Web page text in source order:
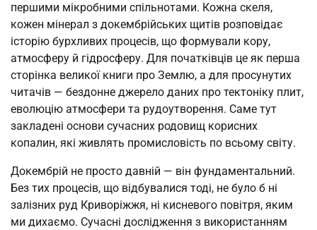
першими мікробними спільнотами. Кожна скеля,
кожен мінерал з докембрійських щитів розповідає
історію бурхливих процесів, що формували кору,
атмосферу й гідросферу. Для початківців це як перша
сторінка великої книги про Землю, а для просунутих
читачів — бездонне джерело даних про тектоніку плит,
еволюцію атмосфери та рудоутворення. Саме тут
закладені основи сучасних родовищ корисних
копалин, які живлять промисловість по всьому світу.
Докембрій не просто давній — він фундаментальний.
Без тих процесів, що відбувалися тоді, не було б ні
залізних руд Криворіжжя, ні кисневого повітря, яким
ми дихаємо. Сучасні дослідження з використанням